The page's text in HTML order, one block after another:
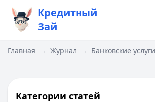
Кредитный
Зай
Главная → Журнал → Банковские услуги
Категории статей